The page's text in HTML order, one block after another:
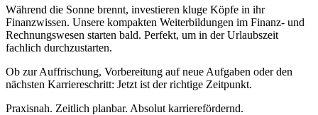
Während die Sonne brennt, investieren kluge Köpfe in ihr
Finanzwissen. Unsere kompakten Weiterbildungen im Finanz- und
Rechnungswesen starten bald. Perfekt, um in der Urlaubszeit
fachlich durchzustarten.
Ob zur Auffrischung, Vorbereitung auf neue Aufgaben oder den
nächsten Karriereschritt: Jetzt ist der richtige Zeitpunkt.
Praxisnah. Zeitlich planbar. Absolut karrierefördernd.